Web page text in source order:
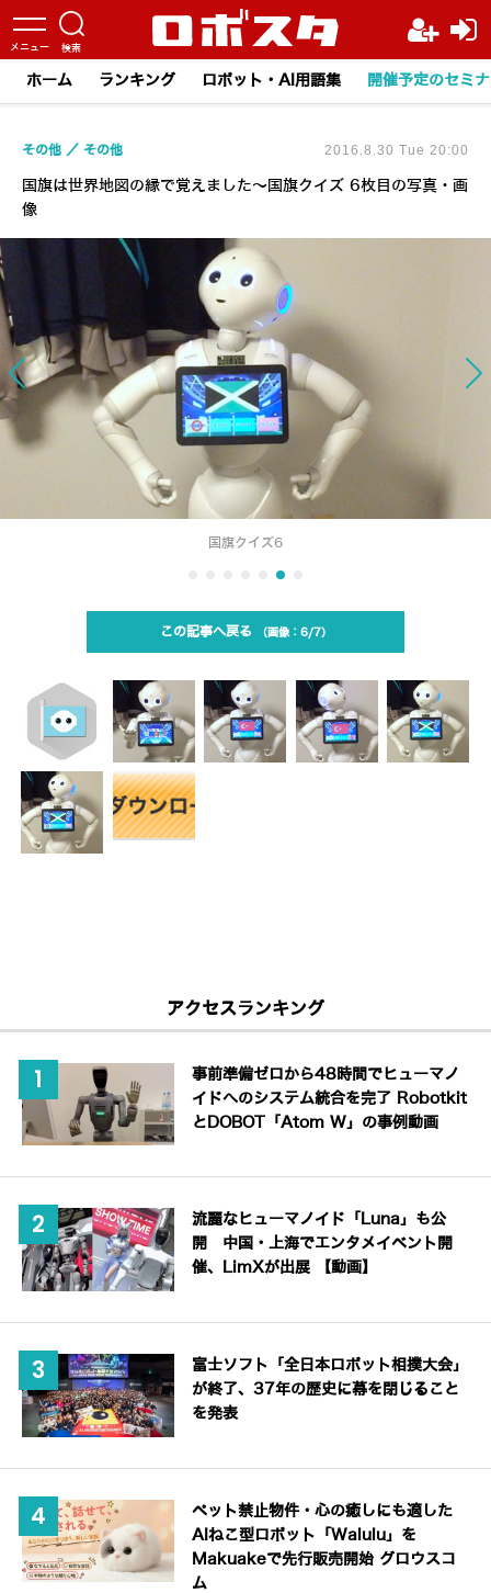
ホーム ランキング ロボット・AI用語集 開催予定のセミ
国旗は世界地図の縁で覚えました～国旗クイズ 6枚目の写真・画
像
その他 その他 2016.8.30 Tue 20:00
国旗クイズ6
この記事へ戻る 6/7
アクセスランキング
事前準備ゼロから48時間でヒューマノ
イドへのシステム統合を完了 Robotkit
とDOBOT「Atom W」の事例動画
流麗なヒューマノイド「Luna」も公
開 中国・上海でエンタメイベント開
催、LimXが出展 【動画】
富士ソフト「全日本ロボット相撲大会」
が終了、37年の歴史に幕を閉じること
を発表
ペット禁止物件・心の癒しにも適した
AIねこ型ロボット「Walulu」を
Makuakeで先行販売開始 グロウスコ
ム